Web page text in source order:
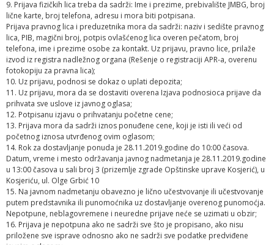
9. Prijava fizičkih lica treba da sadrži: Ime i prezime, prebivalište JMBG, broj
lične karte, broj telefona, adresu i mora biti potpisana.
Prijava pravnog lica i preduzetnika mora da sadrži: naziv i sedište pravnog
lica, PIB, magični broj, potpis ovlašćenog lica overen pečatom, broj
telefona, ime i prezime osobe za kontakt. Uz prijavu, pravno lice, prilaže
izvod iz registra nadležnog organa (Rešenje o registraciji APR-a, overenu
fotokopiju za pravna lica);
10. Uz prijavu, podnosi se dokaz o uplati depozita;
11. Uz prijavu, mora da se dostaviti overena Izjava podnosioca prijave da
prihvata sve uslove iz javnog oglasa;
12. Potpisanu izjavu o prihvatanju početne cene;
13. Prijava mora da sadrži iznos ponuđene cene, koji je isti ili veći od
početnog iznosa utvrđenog ovim oglasom;
14. Rok za dostavljanje ponuda je 28.11.2019.godine do 10:00 časova.
Datum, vreme i mesto održavanja javnog nadmetanja je 28.11.2019.godine
u 13:00 časova u sali broj 3 (prizemlje zgrade Opštinske uprave Kosjerić), u
Kosjeriću, ul. Olge Grbić 10
15. Na javnom nadmetanju obavezno je lično učestvovanje ili učestvovanje
putem predstavnika ili punomoćnika uz dostavljanje overenog punomoćja.
Nepotpune, neblagovremene i neuredne prijave neće se uzimati u obzir;
16. Prijava je nepotpuna ako ne sadrži sve što je propisano, ako nisu
priložene sve isprave odnosno ako ne sadrži sve podatke predviđene